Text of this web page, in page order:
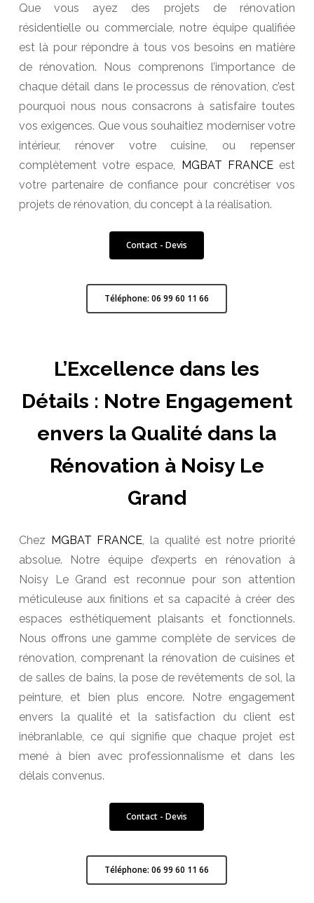
Que vous ayez des projets de rénovation
résidentielle ou commerciale, notre équipe qualifiée
est là pour répondre à tous vos besoins en matière
de rénovation. Nous comprenons l’importance de
chaque détail dans le processus de rénovation, c’est
pourquoi nous nous consacrons à satisfaire toutes
vos exigences. Que vous souhaitiez moderniser votre
intérieur, rénover votre cuisine, ou repenser
complètement votre espace, MGBAT FRANCEest
votre partenaire de confiance pour concrétiser vos
projets de rénovation, du concept à la réalisation.
Contact - Devis
Téléphone: 06 99 60 11 66
L’Excellence dans les
Détails : Notre Engagement
envers la Qualité dans la
Rénovation à Noisy Le
Grand
Chez MGBAT FRANCE, la qualité est notre priorité
absolue. Notre équipe d’experts en rénovation à
Noisy Le Grand est reconnue pour son attention
méticuleuse aux finitions et sa capacité à créer des
espaces esthétiquement plaisants et fonctionnels.
Nous offrons une gamme complète de services de
rénovation, comprenant la rénovation de cuisines et
de salles de bains, la pose de revêtements de sol, la
peinture, et bien plus encore. Notre engagement
envers la qualité et la satisfaction du client est
inébranlable, ce qui signifie que chaque projet est
mené à bien avec professionnalisme et dans les
délais convenus.
Contact - Devis
Téléphone: 06 99 60 11 66